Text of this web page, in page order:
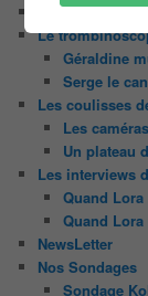
Le candidat
Le
Géraldine
Serge le
Les coulisses
Les
Un plateau
Les interviews
Quand
Quand
NewsLetter
Nos Sondages
Sondage